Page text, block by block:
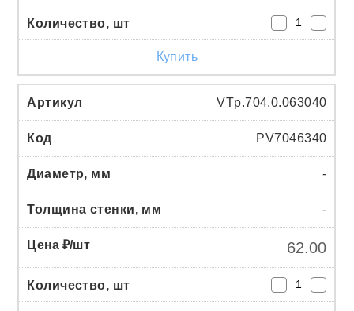
Купить
VTp.704.0.063040
PV7046340
-
-
62.00